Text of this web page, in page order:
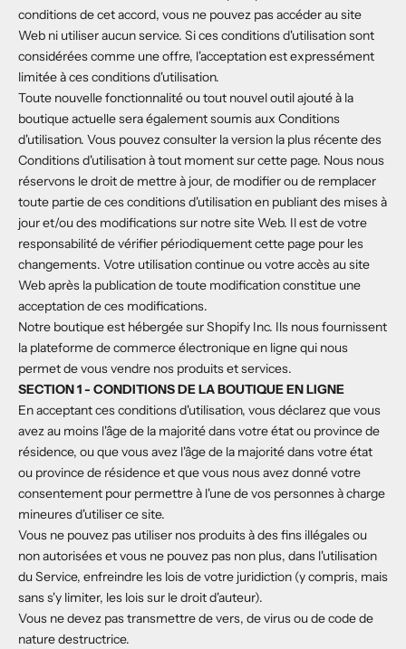
conditions de cet accord, vous ne pouvez pas accéder au site
Web ni utiliser aucun service. Si ces conditions d'utilisation sont
considérées comme une offre, l'acceptation est expressément
limitée à ces conditions d'utilisation.
Toute nouvelle fonctionnalité ou tout nouvel outil ajouté à la
boutique actuelle sera également soumis aux Conditions
d'utilisation. Vous pouvez consulter la version la plus récente des
Conditions d'utilisation à tout moment sur cette page. Nous nous
réservons le droit de mettre à jour, de modifier ou de remplacer
toute partie de ces conditions d'utilisation en publiant des mises à
jour et/ou des modifications sur notre site Web. Il est de votre
responsabilité de vérifier périodiquement cette page pour les
changements. Votre utilisation continue ou votre accès au site
Web après la publication de toute modification constitue une
acceptation de ces modifications.
Notre boutique est hébergée sur Shopify Inc. Ils nous fournissent
la plateforme de commerce électronique en ligne qui nous
permet de vous vendre nos produits et services.
SECTION 1 - CONDITIONS DE LA BOUTIQUE EN LIGNE
En acceptant ces conditions d'utilisation, vous déclarez que vous
avez au moins l'âge de la majorité dans votre état ou province de
résidence, ou que vous avez l'âge de la majorité dans votre état
ou province de résidence et que vous nous avez donné votre
consentement pour permettre à l'une de vos personnes à charge
mineures d'utiliser ce site.
Vous ne pouvez pas utiliser nos produits à des fins illégales ou
non autorisées et vous ne pouvez pas non plus, dans l'utilisation
du Service, enfreindre les lois de votre juridiction (y compris, mais
sans s'y limiter, les lois sur le droit d'auteur).
Vous ne devez pas transmettre de vers, de virus ou de code de
nature destructrice.